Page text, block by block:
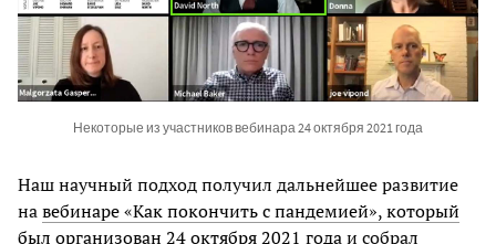
Некоторые из участников вебинара 24 октября 2021 года
Наш научный подход получил дальнейшее развитие
навебинаре «Как покончить с пандемией», который
был организован 24 октября 2021 годаи собрал